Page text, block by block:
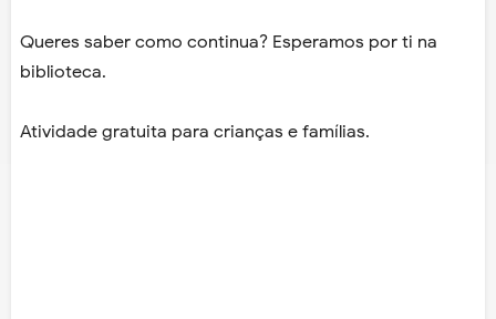
Queres saber como continua? Esperamos por ti na
biblioteca.
Atividade gratuita para crianças e famílias.